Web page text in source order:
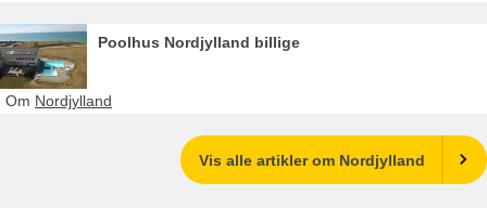
Poolhus Nordjylland billige
Om Nordjylland
Vis alle artikler om Nordjylland